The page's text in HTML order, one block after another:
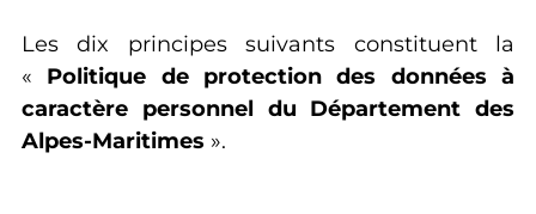
Les dix principes suivants constituent la
« Politique de protection des données à
caractère personnel du Département des
Alpes-Maritimes ».